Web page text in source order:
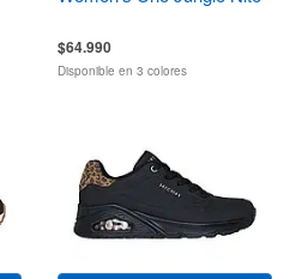
$64.990
Disponible en 3 colores